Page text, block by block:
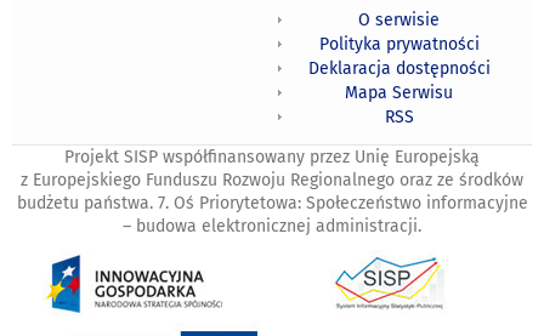
O serwisie
Polityka prywatności
Deklaracja dostępności
Mapa Serwisu
RSS
Projekt SISP współfinansowany przez Unię Europejską
z Europejskiego Funduszu Rozwoju Regionalnego oraz ze środków
budżetu państwa. 7. Oś Priorytetowa: Społeczeństwo informacyjne
– budowa elektronicznej administracji.